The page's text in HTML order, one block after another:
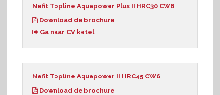
Nefit Topline Aquapower Plus II HRC30 CW6
Download de brochure
Ga naar CV ketel
Nefit Topline Aquapower II HRC45 CW6
Download de brochure